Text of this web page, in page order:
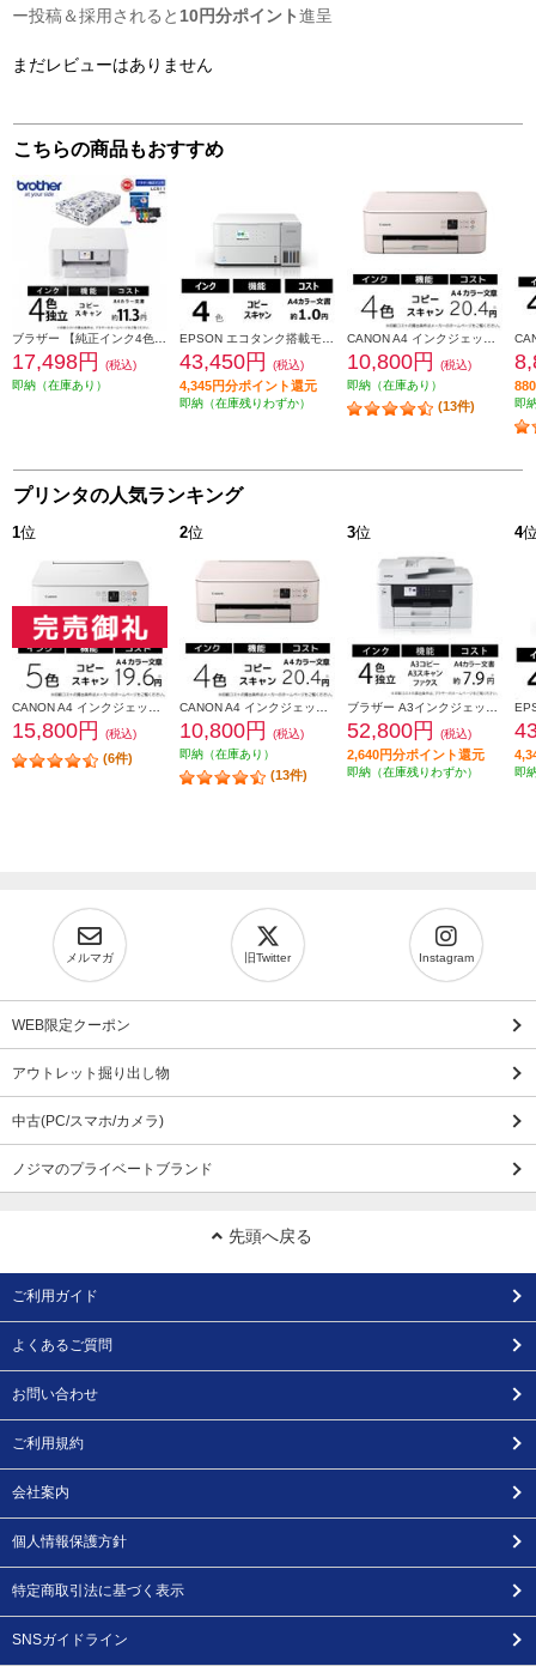
ー投稿＆採用されると 10円分ポイント進呈
まだレビューはありません
こちらの商品もおすすめ
17,498円
(税込)
即納（在庫あり）
43,450円 (税込)
4,345円分ポイント還元
即納（在庫残りわずか）
10,800円
(税込)
即納（在庫あり）
(13件) 即
プリンタの人気ランキング
1位
15,800円 (税込)
(6件)
2位
10,800円
(税込)
即納（在庫あり）
(13件)
3位
52,800円 (税込)
2,640円分ポイント還元
即納（在庫残りわずか）
4
即
メルマガ 旧Twitter Instagram
WEB限定クーポン
アウトレット掘り出し物
中古(PC/スマホ/カメラ)
ノジマのプライベートブランド
先頭へ戻る
ご利用ガイド
よくあるご質問
お問い合わせ
ご利用規約
会社案内
個人情報保護方針
特定商取引法に基づく表示
SNSガイドライン